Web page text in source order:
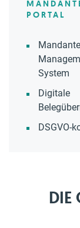
PORTAL
System
Digitale
DSGVO-
DIE